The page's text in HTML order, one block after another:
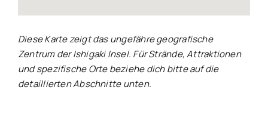
Diese Karte zeigt das ungefähre geografische
Zentrum der Ishigaki Insel. Für Strände, Attraktionen
und spezifische Orte beziehe dich bitte auf die
detaillierten Abschnitte unten.